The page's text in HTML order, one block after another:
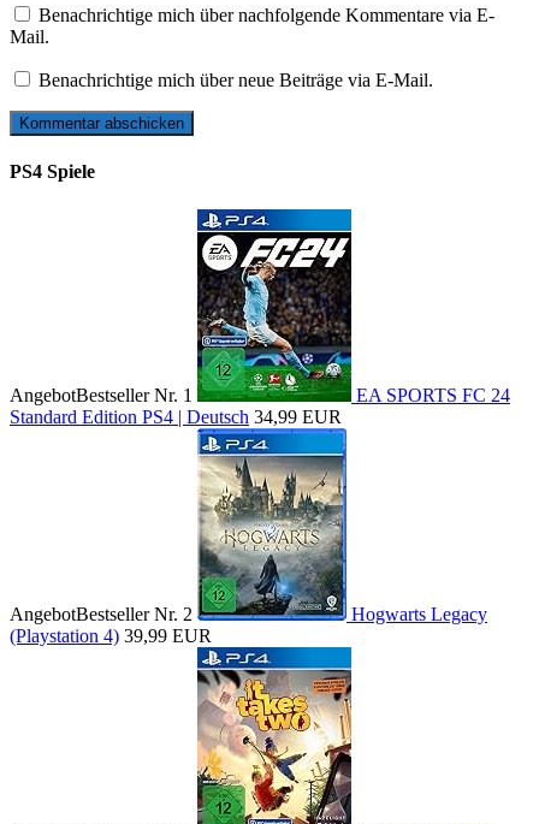
Benachrichtige mich über nachfolgende Kommentare via E-
Mail.
Benachrichtige mich über neue Beiträge via E-Mail.
PS4 Spiele
AngebotBestseller Nr. 1
EA SPORTS FC 24
Standard Edition PS4 | Deutsch 34,99 EUR
AngebotBestseller Nr. 2
Hogwarts Legacy
(Playstation 4) 39,99 EUR